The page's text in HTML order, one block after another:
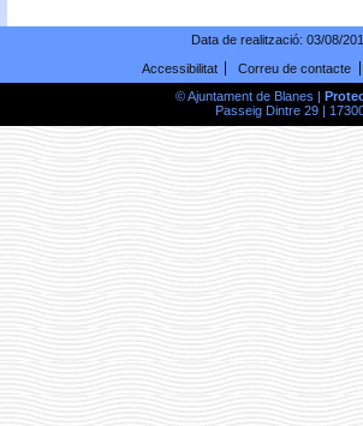
Data de realització: 03/08/
Accessibilitat
Correu de contacte
© Ajuntament de Blanes |
Passeig Dintre 29 |